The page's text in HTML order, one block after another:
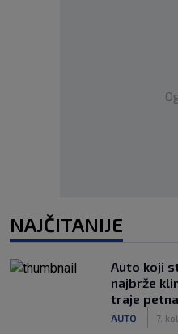
NAJČITANIJE
Auto koji
najbrže
traje
AUTO 7. kol.